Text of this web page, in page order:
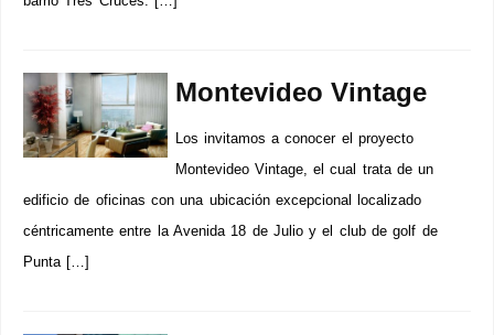
Montevideo Vintage
Los invitamos a conocer el proyecto
Montevideo Vintage, el cual trata de un
edificio de oficinas con una ubicación excepcional localizado
céntricamente entre la Avenida 18 de Julio y el club de golf de
Punta […]